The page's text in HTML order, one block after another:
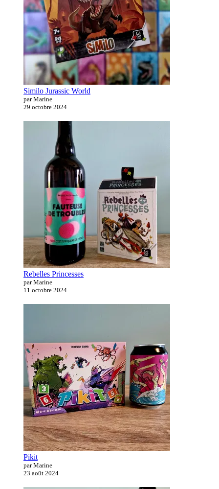
Similo Jurassic World
par Marine
29 octobre 2024
Rebelles Princesses
par Marine
11 octobre 2024
Pikit
par Marine
23 août 2024